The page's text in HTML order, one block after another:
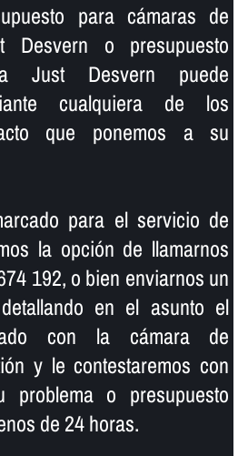
para cámaras de
Desvern o presupuesto
Just Desvern puede
cualquiera de los
que ponemos a su
para el servicio de
la opción de llamarnos
192, o bien enviarnos un
en el asunto el
con la cámara de
y le contestaremos con
o presupuesto
de 24 horas.